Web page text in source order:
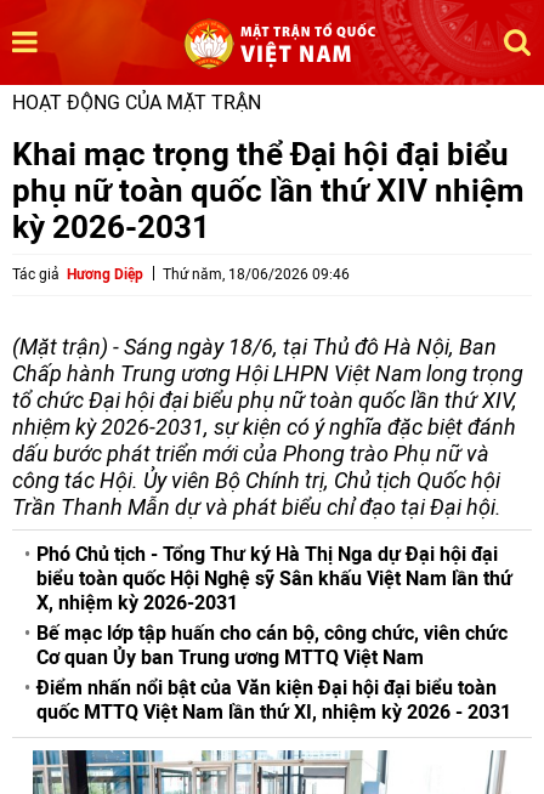
HOẠT ĐỘNG CỦA MẶT TRẬN
Khai mạc trọng thể Đại hội đại biểu
phụ nữ toàn quốc lần thứ XIV nhiệm
kỳ 2026-2031
Tác giả Hương Diệp Thứ năm, 18/06/2026 09:46
(Mặt trận) - Sáng ngày 18/6, tại Thủ đô Hà Nội, Ban
Chấp hành Trung ương Hội LHPN Việt Nam long trọng
tổ chức Đại hội đại biểu phụ nữ toàn quốc lần thứ XIV,
nhiệm kỳ 2026-2031, sự kiện có ý nghĩa đặc biệt đánh
dấu bước phát triển mới của Phong trào Phụ nữ và
công tác Hội. Ủy viên Bộ Chính trị, Chủ tịch Quốc hội
Trần Thanh Mẫn dự và phát biểu chỉ đạo tại Đại hội.
Phó Chủ tịch - Tổng Thư ký Hà Thị Nga dự Đại hội đại
biểu toàn quốc Hội Nghệ sỹ Sân khấu Việt Nam lần thứ
X, nhiệm kỳ 2026-2031
Bế mạc lớp tập huấn cho cán bộ, công chức, viên chức
Cơ quan Ủy ban Trung ương MTTQ Việt Nam
Điểm nhấn nổi bật của Văn kiện Đại hội đại biểu toàn
quốc MTTQ Việt Nam lần thứ XI, nhiệm kỳ 2026 - 2031